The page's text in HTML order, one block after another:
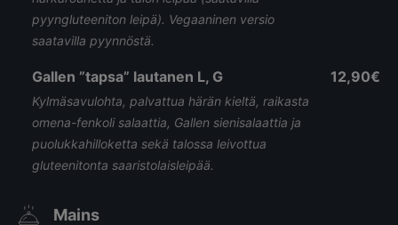
pyyngluteeniton leipä). Vegaaninen versio
saatavilla pyynnöstä.
Gallen ”tapsa” lautanen L, G
Kylmäsavulohta, palvattua härän kieltä, raikasta
omena-fenkoli salaattia, Gallen sienisalaattia ja
puolukkahilloketta sekä talossa leivottua
gluteenitonta saaristolaisleipää.
12,90€
Mains